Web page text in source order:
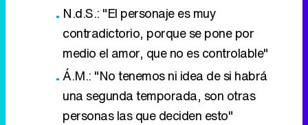
N.d.S.: "El personaje es muy
contradictorio, porque se pone por
medio el amor, que no es controlable"
Á.M.: "No tenemos ni idea de si habrá
una segunda temporada, son otras
personas las que deciden esto"